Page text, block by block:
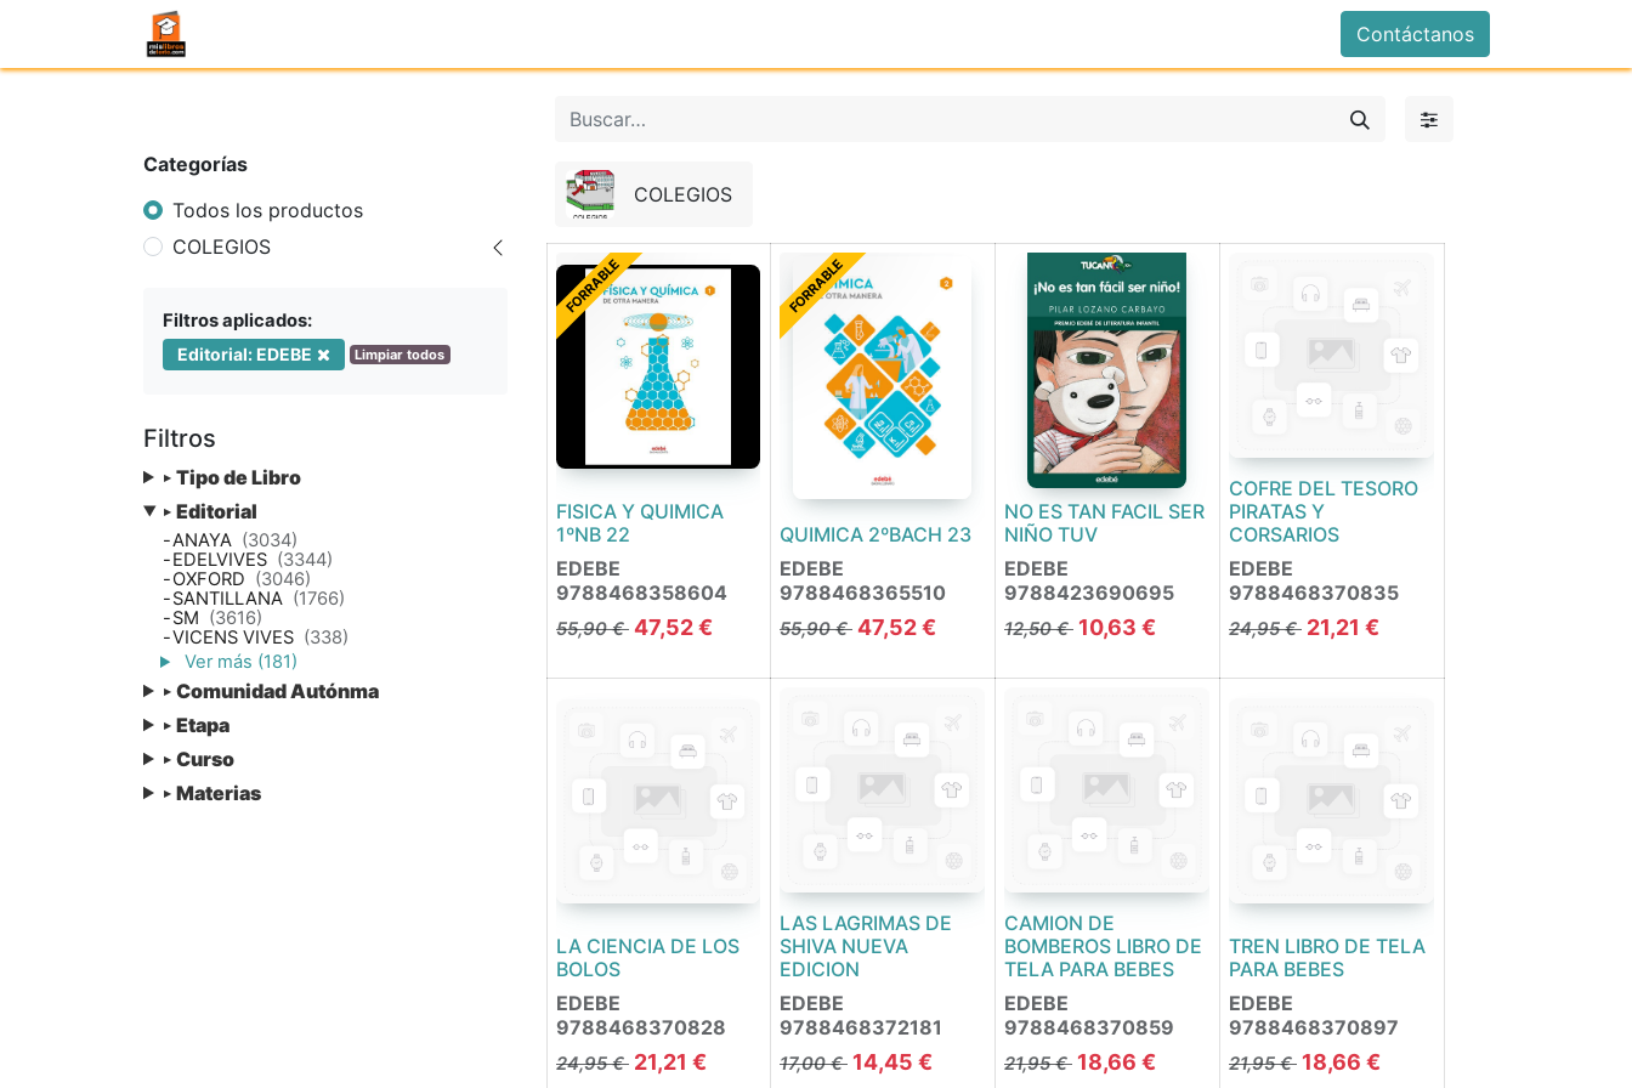
Contáctanos
Categorías
Todos los productos
COLEGIOS
Filtros aplicados:
Editorial: EDEBE Limpiar todos
Filtros
▸ Tipo de Libro
▸ Editorial
-ANAYA (3034)
-EDELVIVES (3344)
-OXFORD (3046)
-SANTILLANA (1766)
-SM (3616)
-VICENS VIVES (338)
Ver más (181)
▸ Comunidad Autónma
▸ Etapa
▸ Curso
▸ Materias
COLEGIOS
FORRABLE
FISICA Y QUIMICA
1ºNB 22
EDEBE
9788468358604
55,90€ 47,52€
FORRABLE
QUIMICA 2ºBACH 23
EDEBE
9788468365510
55,90€ 47,52€
NO ES TAN FACIL SER
NIÑO TUV
EDEBE
9788423690695
12,50€ 10,63 €
COFRE DEL TESORO
PIRATAS Y
CORSARIOS
EDEBE
9788468370835
24,95€ 21,21 €
LA CIENCIA DE LOS
BOLOS
EDEBE
9788468370828
24,95€ 21,21 €
LAS LAGRIMAS DE
SHIVA NUEVA
EDICION
EDEBE
9788468372181
17,00€ 14,45 €
CAMION DE
BOMBEROS LIBRO DE
TELA PARA BEBES
EDEBE
9788468370859
21,95€ 18,66 €
TREN LIBRO DE TELA
PARA BEBES
EDEBE
9788468370897
21,95€ 18,66 €